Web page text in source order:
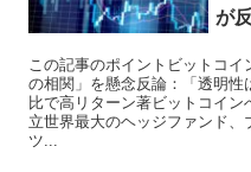
が
この記事のポイントビットコ
の相関」を懸念反論：「透明
比で高リターン著ビットコイ
立世界最大のヘッジファンド
ツ...